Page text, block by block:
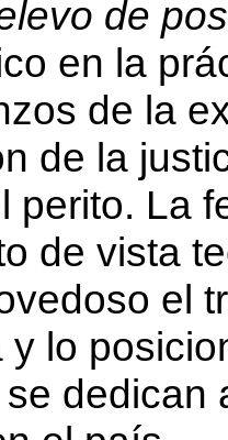
de
en la
de la
de la
perito. La
de vista
el
y lo
dedican